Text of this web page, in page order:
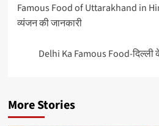
Famous Food of Uttarakhand in
व्यंजन की जानकारी
Delhi Ka Famous Food-दिल्ली
More Stories